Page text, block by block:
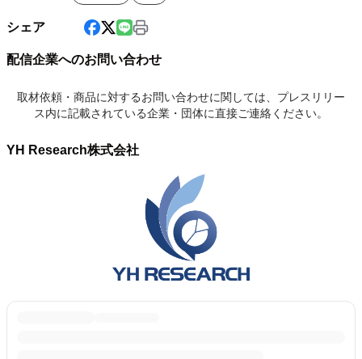
シェア
配信企業へのお問い合わせ
取材依頼・商品に対するお問い合わせに関しては、プレスリリー
ス内に記載されている企業・団体に直接ご連絡ください。
YH Research株式会社